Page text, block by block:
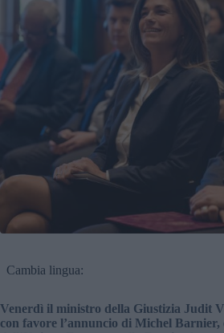
Cambia lingua:
Venerdì il ministro della Giustizia Judit
con favore l’annuncio di Michel Barnier,